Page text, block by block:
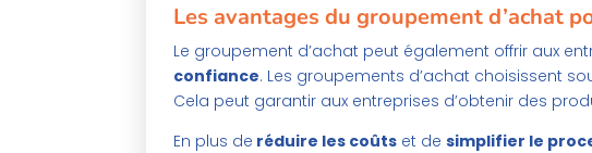
Les avantages du groupement d’achat
Le groupement d’achat peut également offrir aux
confiance. Les groupements d’achat choisissent
Cela peut garantir aux entreprises d’obtenir des
En plus de réduire les coûts et desimplifier le